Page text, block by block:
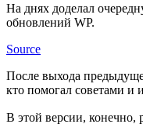
На днях доделал
обновлений WP.
Source
После выхода
кто помогал советами и
В этой версии, конечно,